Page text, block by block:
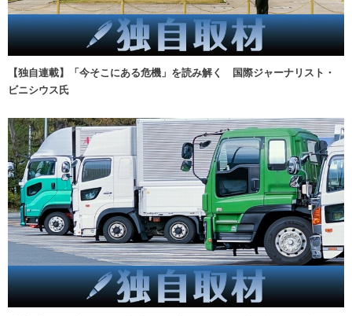
【独自連載】「今そこにある危機」を読み解く 国際ジャーナリスト・
ビニシウス氏